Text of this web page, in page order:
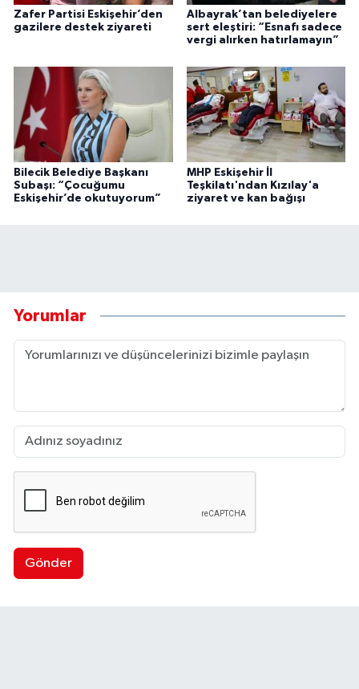
Zafer Partisi Eskişehir’den
gazilere destek ziyareti
Albayrak’tan belediyelere
sert eleştiri: “Esnafı sadece
vergi alırken hatırlamayın”
Bilecik Belediye Başkanı
Subaşı: “Çocuğumu
Eskişehir’de okutuyorum”
MHP Eskişehir İl
Teşkilatı'ndan Kızılay'a
ziyaret ve kan bağışı
Yorumlar
Gönder